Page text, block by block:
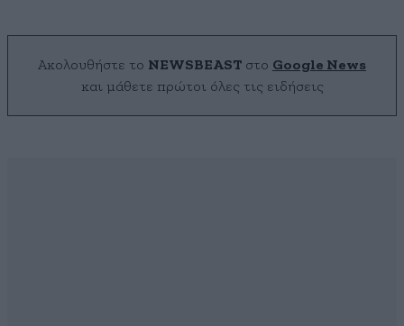
Ακολουθήστε το NEWSBEAST στο Google News
και μάθετε πρώτοι όλες τις ειδήσεις